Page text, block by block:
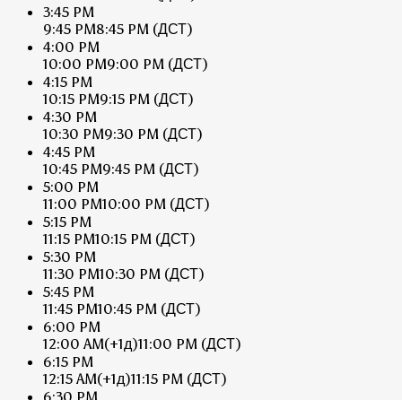
3:45 PM
9:45 PM8:45 PM (ДСТ)
4:00 PM
10:00 PM9:00 PM (ДСТ)
4:15 PM
10:15 PM9:15 PM (ДСТ)
4:30 PM
10:30 PM9:30 PM (ДСТ)
4:45 PM
10:45 PM9:45 PM (ДСТ)
5:00 PM
11:00 PM10:00 PM (ДСТ)
5:15 PM
11:15 PM10:15 PM (ДСТ)
5:30 PM
11:30 PM10:30 PM (ДСТ)
5:45 PM
11:45 PM10:45 PM (ДСТ)
6:00 PM
12:00 AM(+1д)11:00 PM (ДСТ)
6:15 PM
12:15 AM(+1д)11:15 PM (ДСТ)
6:30 PM